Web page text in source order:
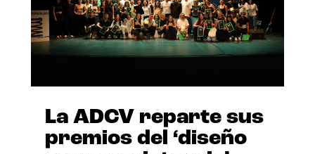
La ADCV reparte sus
premios del ‘diseño